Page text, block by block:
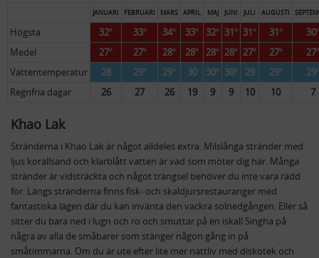
JANUARI FEBRUARI MARS APRIL MAJ JUNI JULI AUGUSTI
Högsta 32° 33° 34° 33° 32° 31° 31° 31°
30°
Medel
27° 27° 28° 28° 28° 28° 27° 27°
27°
Vattentemperatur
28 29° 29° 30 30° 30° 29 29°
29°
Regnfria dagar
26 27 26 19 9 9 10 10 7
Khao Lak
Stränderna i Khao Lak är något alldeles extra. Milslånga stränder med
ljus korallsand och klarblått vatten är vad som möter dig här. Många
stränder är vidsträckta och något trängsel behöver du inte vara rädd
för. Längs stränderna finns fisk- och skaldjursrestauranger med
fantastiska lägen där du kan invänta den vackra solnedgången. Eller så
sitter du bara ned i lugn och ro och smuttar på en iskall Singha på
några av alla de småbarer som stänger någon gång in på
småtimmarna. Om du är ute efter lite mer nattliv med diskotek och